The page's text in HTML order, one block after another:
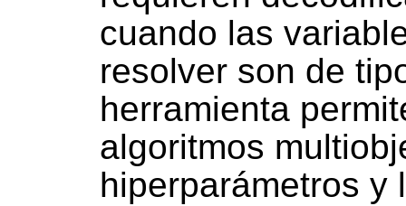
cuando las
resolver son de
herramienta
algoritmos
hiperparámetros y